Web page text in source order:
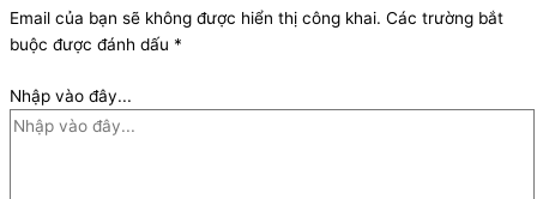
Email của bạn sẽ không được hiển thị công khai. Các trường bắt
buộc được đánh dấu *
Nhập vào đây...